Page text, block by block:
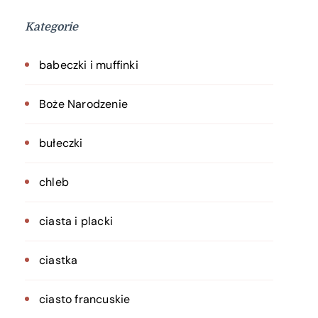
Kategorie
babeczki i muffinki
Boże Narodzenie
bułeczki
chleb
ciasta i placki
ciastka
ciasto francuskie